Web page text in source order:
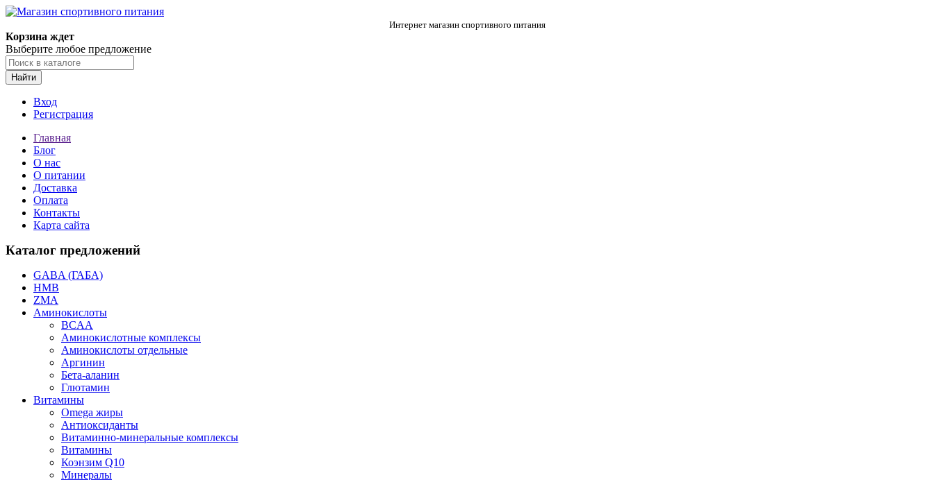
Интернет магазин спортивного питания
Корзина ждет
Выберите любое предложение
Найти
Вход
Регистрация
Главная
Блог
О нас
О питании
Доставка
Оплата
Контакты
Карта сайта
Каталог предложений
GABA (ГАБА)
HMB
ZMA
Аминокислоты
BCAA
Аминокислотные комплексы
Аминокислоты отдельные
Аргинин
Бета-аланин
Глютамин
Витамины
Omega жиры
Антиоксиданты
Витаминно-минеральные комплексы
Витамины
Коэнзим Q10
Минералы